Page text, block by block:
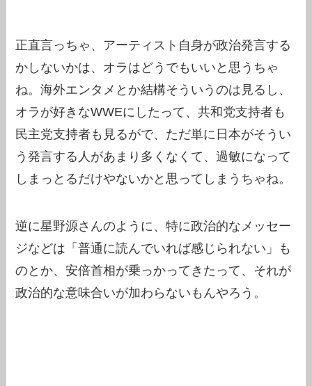
正直言っちゃ、アーティスト自身が政治発言する
かしないかは、オラはどうでもいいと思うちゃ
ね。海外エンタメとか結構そういうのは見るし、
オラが好きなWWEにしたって、共和党支持者も
民主党支持者も見るがで、ただ単に日本がそうい
う発言する人があまり多くなくて、過敏になって
しまっとるだけやないかと思ってしまうちゃね。
逆に星野源さんのように、特に政治的なメッセー
ジなどは「普通に読んでいれば感じられない」も
のとか、安倍首相が乗っかってきたって、それが
政治的な意味合いが加わらないもんやろう。